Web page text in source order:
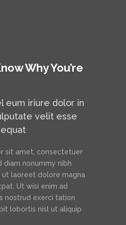
Why You’re
eum iriure dolor in
velit esse
sit amet, consectetuer
diam nonummy nibh
ut laoreet dolore magna
Ut wisi enim ad
nostrud exerci tation
lobortis nisl ut aliquip